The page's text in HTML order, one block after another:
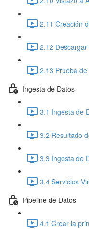
2.11 Creación
2.12
2.13 Prueba
Ingesta de Datos
3.1 Ingesta de
3.2 Resultado
3.3 Ingesta de
3.4 Servicios
Pipeline de Datos
4.1 Crear la